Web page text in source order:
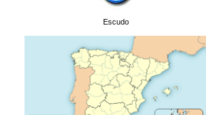
Escudo